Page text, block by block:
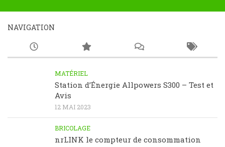
NAVIGATION
MATÉRIEL
Station d’Énergie Allpowers S300 – Test et
Avis
12 MAI 2023
BRICOLAGE
nrLINK le compteur de consommation